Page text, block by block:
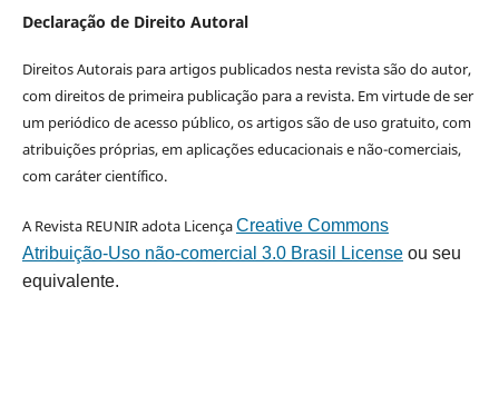
Declaração de Direito Autoral
Direitos Autorais para artigos publicados nesta revista são do autor,
com direitos de primeira publicação para a revista. Em virtude de ser
um periódico de acesso público, os artigos são de uso gratuito, com
atribuições próprias, em aplicações educacionais e não-comerciais,
com caráter científico.
A Revista REUNIR adota LicençaCreative Commons
Atribuição-Uso não-comercial 3.0 Brasil Licenseou seu
equivalente.